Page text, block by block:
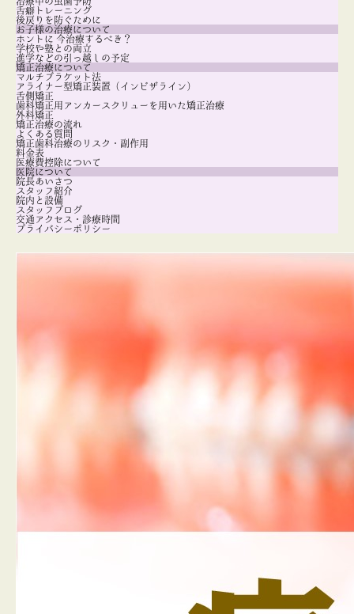
舌癖トレーニング
後戻りを防ぐために
お子様の治療について
ホントに 今治療するべき？
学校や塾との両立
進学などの引っ越しの予定
矯正治療について
マルチブラケット法
アライナー型矯正装置（インビザライン）
舌側矯正
歯科矯正用アンカースクリューを用いた矯正治療
外科矯正
矯正治療の流れ
よくある質問
矯正歯科治療のリスク・副作用
料金表
医療費控除について
医院について
院長あいさつ
スタッフ紹介
院内と設備
スタッフブログ
交通アクセス・診療時間
プライバシーポリシー